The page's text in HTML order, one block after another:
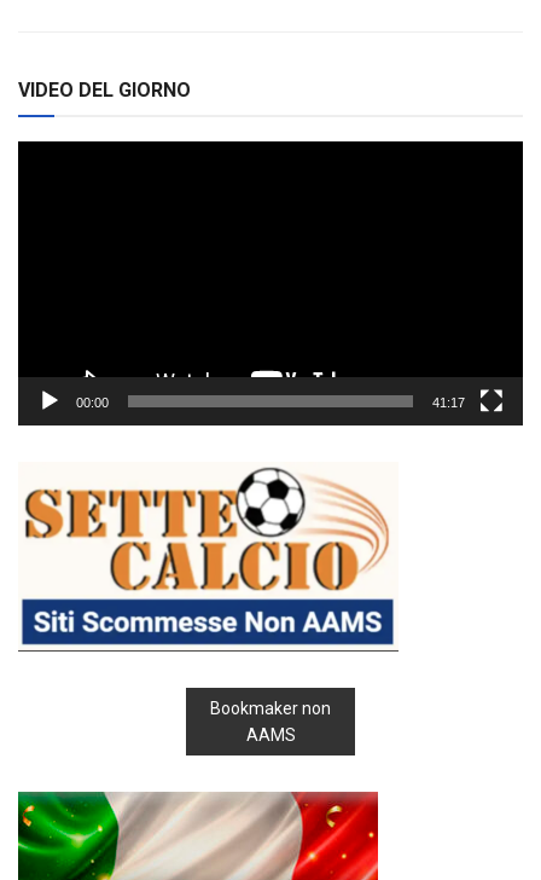
VIDEO DEL GIORNO
00:00 41:17
Bookmaker non
AAMS